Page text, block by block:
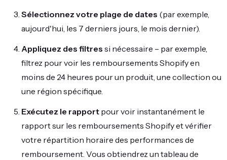
Sélectionnez votre plage de dates (par exemple,
aujourd'hui, les 7 derniers jours, le mois dernier).
Appliquez des filtres si nécessaire – par exemple,
filtrez pour voir les remboursements Shopify en
moins de 24 heures pour un produit, une collection ou
une région spécifique.
Exécutez le rapport pour voir instantanément le
rapport sur les remboursements Shopify et vérifier
votre répartition horaire des performances de
remboursement. Vous obtiendrez un tableau de